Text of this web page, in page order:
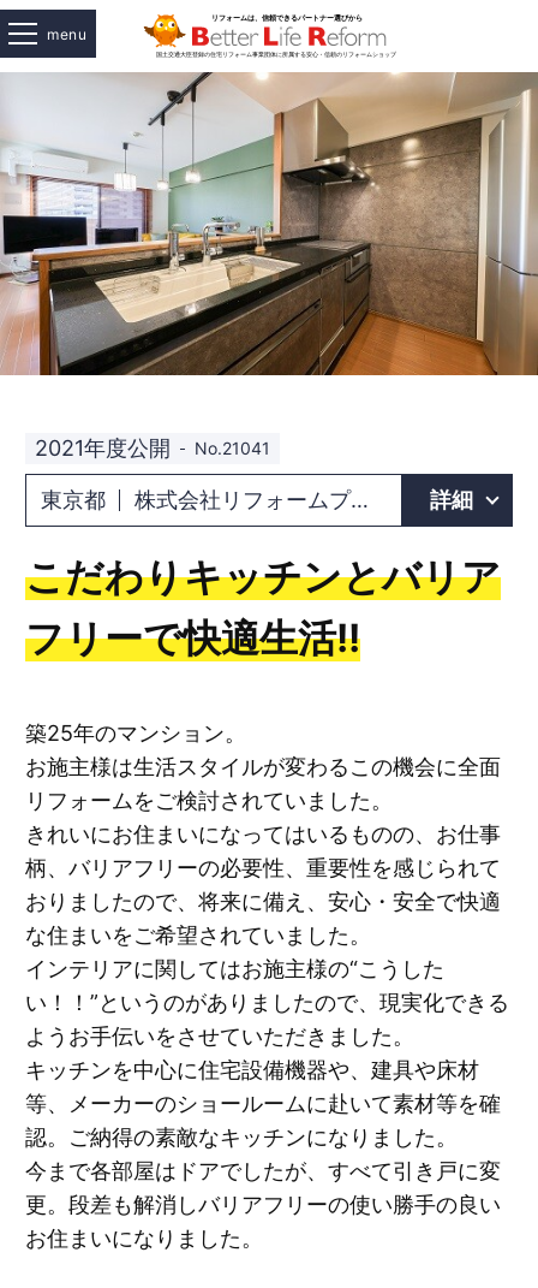
menu
2021年度公開 No.21041
東京都 株式会社リフォームプラザ小泉 立川店 詳細
こだわりキッチンとバリア
フリーで快適生活!!
築25年のマンション。
お施主様は生活スタイルが変わるこの機会に全面
リフォームをご検討されていました。
きれいにお住まいになってはいるものの、お仕事
柄、バリアフリーの必要性、重要性を感じられて
おりましたので、将来に備え、安心・安全で快適
な住まいをご希望されていました。
インテリアに関してはお施主様の“こうした
い！！”というのがありましたので、現実化できる
ようお手伝いをさせていただきました。
キッチンを中心に住宅設備機器や、建具や床材
等、メーカーのショールームに赴いて素材等を確
認。ご納得の素敵なキッチンになりました。
今まで各部屋はドアでしたが、すべて引き戸に変
更。段差も解消しバリアフリーの使い勝手の良い
お住まいになりました。